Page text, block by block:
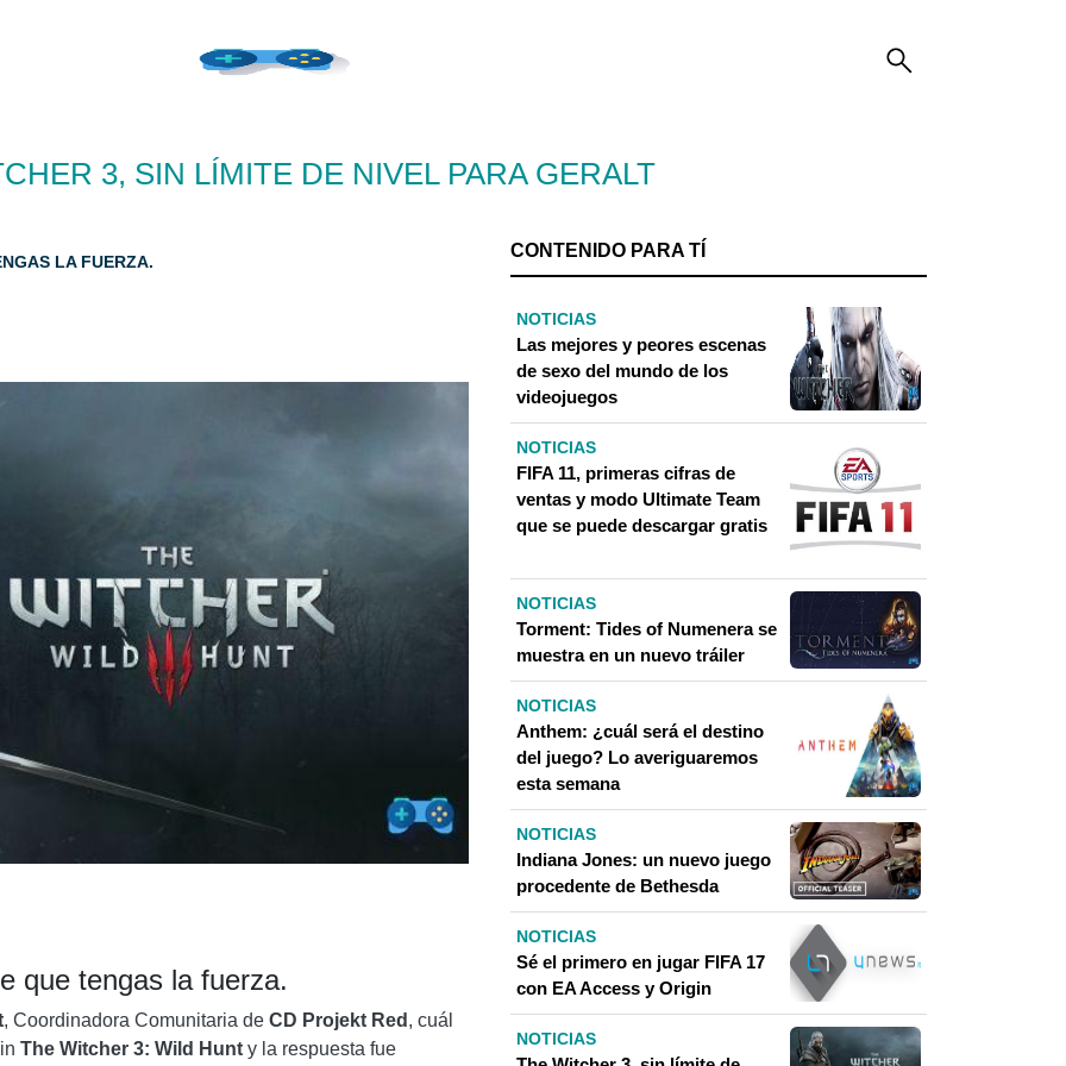
3, SIN LÍMITE DE NIVEL PARA GERALT
LA FUERZA.
que tengas la fuerza.
, Coordinadora Comunitaria de CD Projekt Red , cuál
The Witcher 3: Wild Hunt y la respuesta fue
CONTENIDO PARA TÍ
NOTICIAS
Las mejores y peores escenas
de sexo del mundo de los
videojuegos
NOTICIAS
FIFA 11, primeras cifras de
ventas y modo Ultimate Team
que se puede descargar gratis
NOTICIAS
Torment: Tides of Numenera se
muestra en un nuevo tráiler
NOTICIAS
Anthem: ¿cuál será el destino
del juego? Lo averiguaremos
esta semana
NOTICIAS
Indiana Jones: un nuevo juego
procedente de Bethesda
NOTICIAS
Sé el primero en jugar FIFA 17
con EA Access y Origin
NOTICIAS